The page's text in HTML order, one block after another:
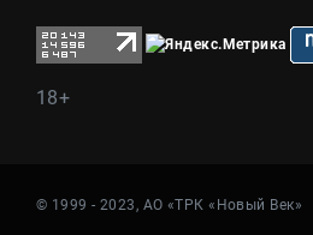
18+
© 1999 - 2023, АО «ТРК «Новый Век»